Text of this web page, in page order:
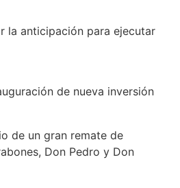
la anticipación para ejecutar
de nueva inversión
de un gran remate de
Don Pedro y Don